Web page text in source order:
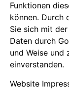
Funktionen
können. Durch
Sie sich mit
Daten durch
und Weise und
einverstanden.
Website